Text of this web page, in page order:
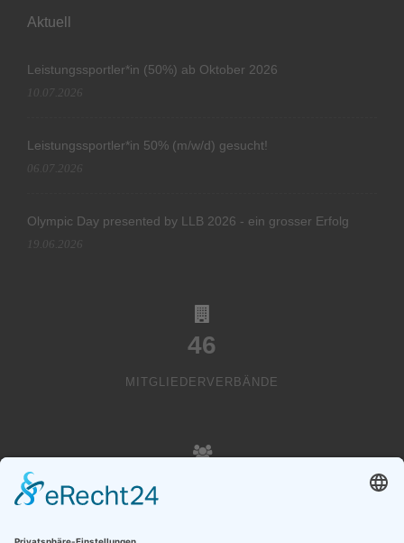
Aktuell
Leistungssportler*in (50%) ab Oktober 2026
10.07.2026
Leistungssportler*in 50% (m/w/d) gesucht!
06.07.2026
Olympic Day presented by LLB 2026 - ein grosser Erfolg
19.06.2026
46
MITGLIEDERVERBÄNDE